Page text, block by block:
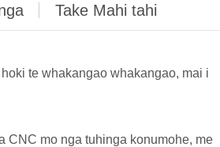
Take Mahi tahi
te whakangao whakangao, mai i
CNC mo nga tuhinga konumohe, me